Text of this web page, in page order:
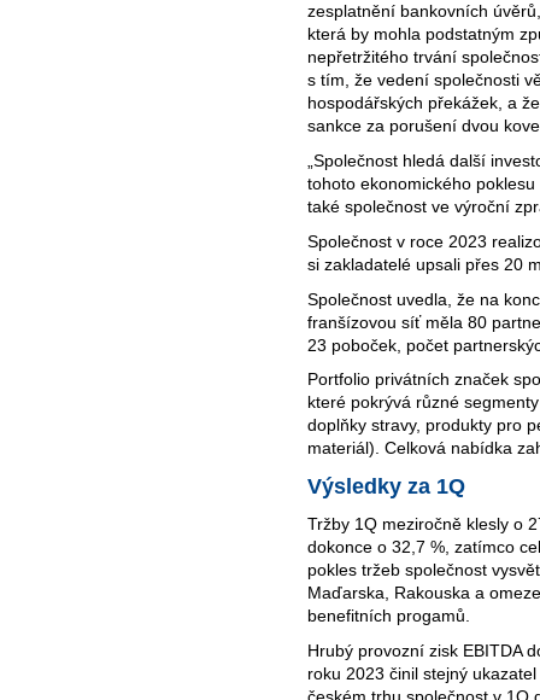
zesplatnění bankovních
která by mohla podstatným
nepřetržitého trvání
s tím, že vedení společnosti
hospodářských překážek, a
sankce za porušení dvou
„Společnost hledá další
tohoto ekonomického
také společnost ve výroční
Společnost v roce 2023
si zakladatelé upsali přes 20
Společnost uvedla, že na
franšízovou síť měla 80
23 poboček, počet
Portfolio privátních značek
které pokrývá různé
doplňky stravy, produkty pro
materiál). Celková nabídka
Výsledky za 1Q
Tržby 1Q meziročně klesly o
dokonce o 32,7 %, zatímco
pokles tržeb společnost
Maďarska, Rakouska a
benefitních progamů.
Hrubý provozní zisk EBITDA
roku 2023 činil stejný